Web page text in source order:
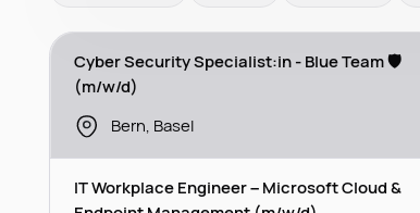
Cyber Security Specialist:in - Blue Team 🛡️
(m/w/d)
Bern, Basel
IT Workplace Engineer – Microsoft Cloud &